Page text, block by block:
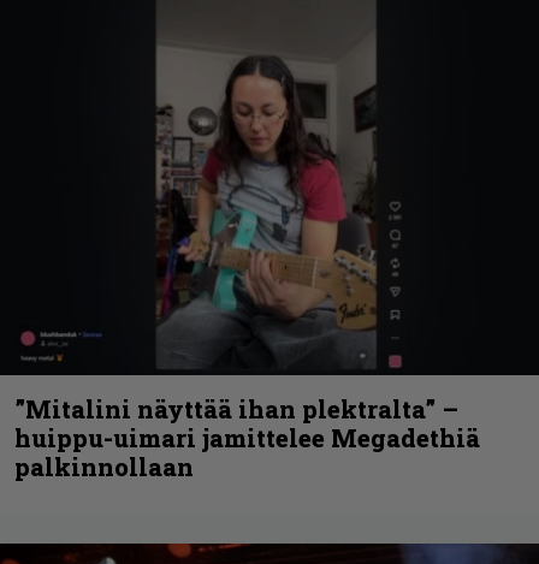
”Mitalini näyttää ihan plektralta” –
huippu-uimari jamittelee Megadethiä
palkinnollaan